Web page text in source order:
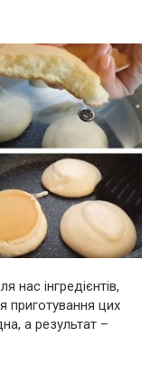
нас інгредієнтів,
приготування цих
а результат –